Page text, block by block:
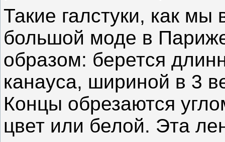
Такие галстуки, как
большой моде в
образом: берется
канауса, шириной в 3
Концы обрезаются
цвет или белой. Эта